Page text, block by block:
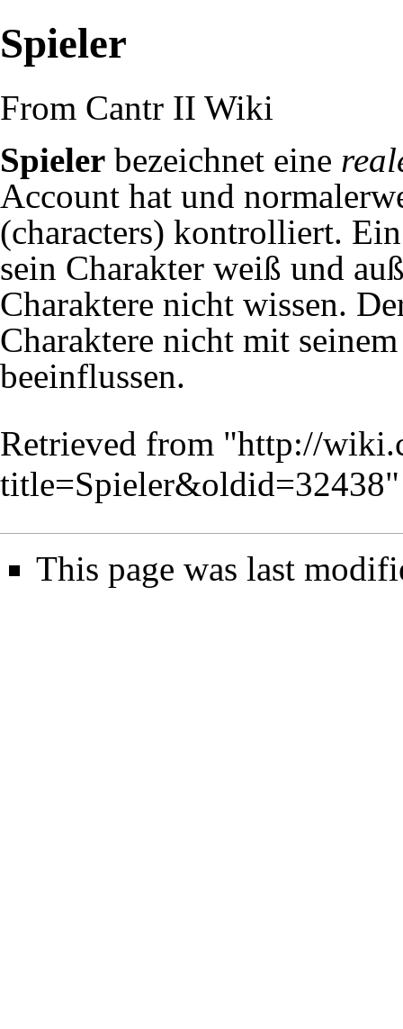
Spieler
From Cantr II Wiki
Spieler bezeichnet eine
Account hat und
(characters) kontrolliert.
sein Charakter weiß und
Charaktere nicht wissen.
Charaktere nicht mit
beeinflussen.
Retrieved from "http://
title=Spieler&oldid=32438"
This page was last